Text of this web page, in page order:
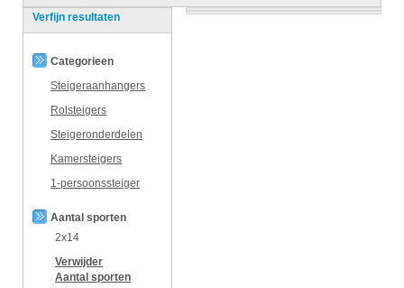
Verfijn resultaten
Categorieen
Steigeraanhangers
Rolsteigers
Steigeronderdelen
Kamersteigers
1-persoonssteiger
Aantal sporten
2x14
Verwijder
Aantal sporten